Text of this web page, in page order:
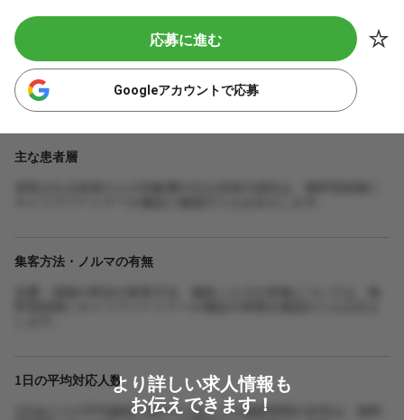
応募に進む
Googleアカウントで応募
主な患者層
集客方法・ノルマの有無
1日の平均対応人数
1日あたりの平均施術人数や1人あたりの施術時間の目安は、無料
より詳しい求人情報も
お伝えできます！